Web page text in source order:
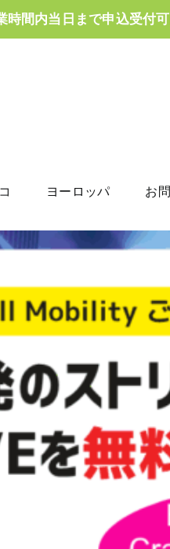
時間内当日まで申込受付可
ヨーロッパ お